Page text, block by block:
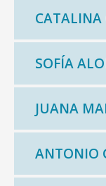
CATALINA
SOFÍA
JUANA
ANTONIO